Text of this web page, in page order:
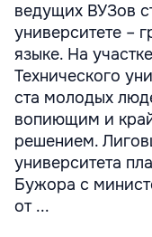
ведущих ВУЗов
университете –
языке. На
Технического
ста молодых
вопиющим и
решением.
университета
Бужора с
от ...